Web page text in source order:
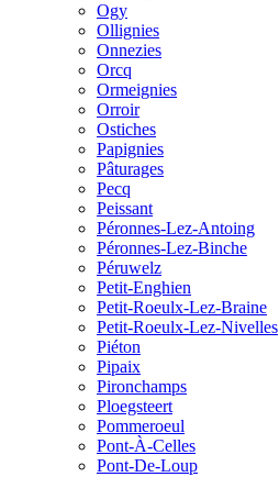
Ogy
Ollignies
Onnezies
Orcq
Ormeignies
Orroir
Ostiches
Papignies
Pâturages
Pecq
Peissant
Péronnes-Lez-Antoing
Péronnes-Lez-Binche
Péruwelz
Petit-Enghien
Petit-Roeulx-Lez-Braine
Petit-Roeulx-Lez-Nivelles
Piéton
Pipaix
Pironchamps
Ploegsteert
Pommeroeul
Pont-À-Celles
Pont-De-Loup